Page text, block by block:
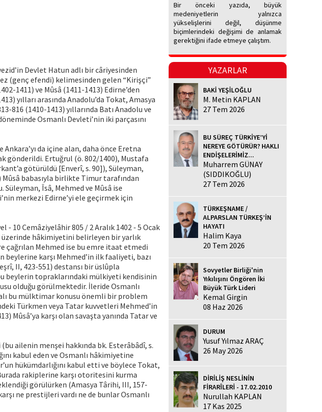
Devlet Hatun adlı bir câriyesinden
(genç efendi) kelimesinden gelen “Kirişçi”
1411) ve Mûsâ (1411-1413) Edirne’den
yılları arasında Anadolu’da Tokat, Amasya
816 (1410-1413) yıllarında Batı Anadolu ve
Osmanlı Devleti’nin iki parçasını
da içine alan, daha önce Eretna
gönderildi. Ertuğrul (ö. 802/1400), Mustafa
götürüldü [Enverî, s. 90]), Süleyman,
Mûsâ babasıyla birlikte Timur tarafından
Süleyman, Îsâ, Mehmed ve Mûsâ ise
merkezi Edirne’yi ele geçirmek için
- 10 Cemâziyelâhir 805 / 2 Aralık 1402 - 5 Ocak
üzerinde hâkimiyetini belirleyen bir yarlık
çağrılan Mehmed ise bu emre itaat etmedi
karşı Mehmed’in ilk faaliyeti, bazı
II, 423-551) destansı bir üslûpla
beylerin topraklarındaki mülkiyeti kendisinin
olduğu görülmektedir. İleride Osmanlı
bu mülktimar konusu önemli bir problem
Türkmen veya Tatar kuvvetleri Mehmed’in
Mûsâ’ya karşı olan savaşta yanında Tatar ve
ailenin menşei hakkında bk. Esterâbâdî, s.
kabul eden ve Osmanlı hâkimiyetine
hükümdarlığını kabul etti ve böylece Tokat,
rakiplerine karşı otoritesini kurma
görülürken (Amasya Târihi, III, 157-
ne prestijleri vardı ne de bunlar Osmanlı
Bir önceki yazıda, büyük
medeniyetlerin yalnızca
yükselişlerini değil, düşünme
biçimlerindeki değişimi de anlamak
gerektiğini ifade etmeye çalıştım.
YAZARLAR
BAKİ YEŞİLOĞLU
M. Metin KAPLAN
27 Tem 2026
BU SÜREÇ TÜRKİYE’Yİ
NEREYE GÖTÜRÜR? HAKLI
ENDİŞELERİMİZ...
Muharrem GÜNAY
(SIDDIKOĞLU)
27 Tem 2026
TÜRKEŞNAME /
ALPARSLAN TÜRKEŞ’İN
HAYATI
Halim Kaya
20 Tem 2026
Sovyetler Birliği'nin
Yıkılışını Öngören İki
Büyük Türk Lideri
Kemal Girgin
08 Haz 2026
DURUM
Yusuf Yılmaz ARAÇ
26 May 2026
DİRİLİŞ NESLİNİN
FİRARÎLERİ - 17.02.2010
Nurullah KAPLAN
17 Kas 2025